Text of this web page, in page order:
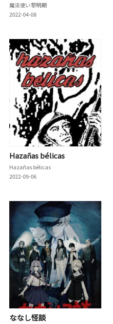
魔法使い黎明期
2022-04-08
Hazañas bélicas
Hazañas bélicas
2022-09-06
ななし怪談